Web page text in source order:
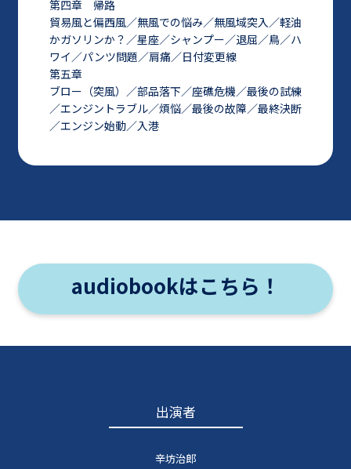
第四章 帰路
貿易風と偏西風／無風での悩み／無風域突入／軽油
かガソリンか？／星座／シャンプー／退屈／鳥／ハ
ワイ／パンツ問題／肩痛／日付変更線
第五章
ブロー（突風）／部品落下／座礁危機／最後の試練
／エンジントラブル／煩悩／最後の故障／最終決断
／エンジン始動／入港
audiobookはこちら！
出演者
辛坊治郎